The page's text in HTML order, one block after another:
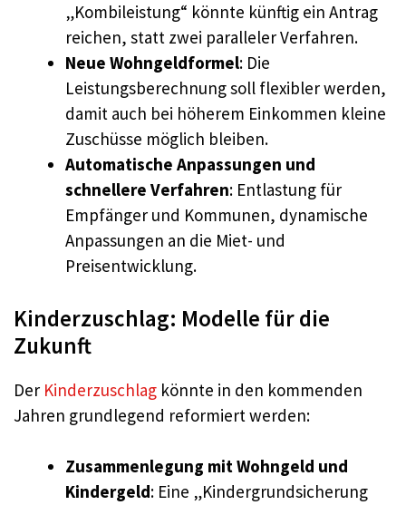
„Kombileistung“ könnte künftig ein Antrag
reichen, statt zwei paralleler Verfahren.
Neue Wohngeldformel: Die
Leistungsberechnung soll flexibler werden,
damit auch bei höherem Einkommen kleine
Zuschüsse möglich bleiben.
Automatische Anpassungen und
schnellere Verfahren: Entlastung für
Empfänger und Kommunen, dynamische
Anpassungen an die Miet- und
Preisentwicklung.
Kinderzuschlag: Modelle für die
Zukunft
Der Kinderzuschlag könnte in den kommenden
Jahren grundlegend reformiert werden:
Zusammenlegung mit Wohngeld und
Kindergeld: Eine „Kindergrundsicherung